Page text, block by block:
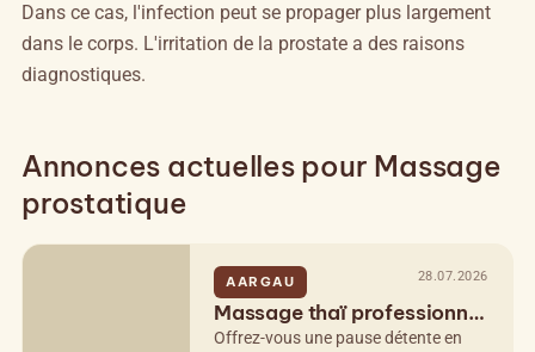
Dans ce cas, l'infection peut se propager plus largement
dans le corps. L'irritation de la prostate a des raisons
diagnostiques.
Annonces actuelles pour Massage
prostatique
AARGAU 28.07.2026
Massage thaï professionnel
chez Maya, près de Bade
Offrez-vous une pause détente en